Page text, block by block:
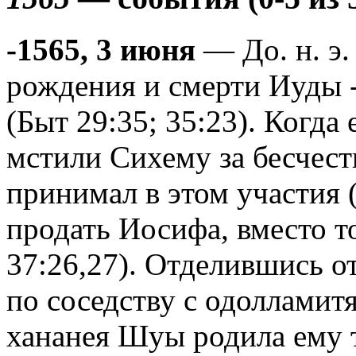
-1565, 3 июня — До. н. э.
рождения и смерти Иуды
(Быт 29:35; 35:23). Когда
мстили Сихему за
принимал в этом
продать Иосифа, вместо
37:26,27). Отделившись
по соседству с
хананея Шуы родила ему